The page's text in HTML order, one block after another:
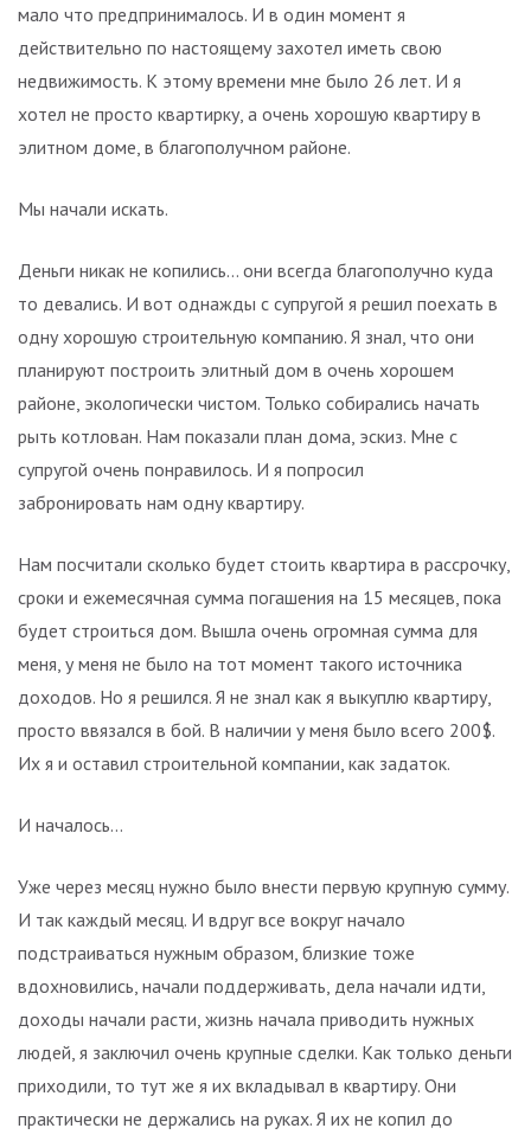
мало что предпринималось. И в один момент я
действительно по настоящему захотел иметь свою
недвижимость. К этому времени мне было 26 лет. И я
хотел не просто квартирку, а очень хорошую квартиру в
элитном доме, в благополучном районе.
Мы начали искать.
Деньги никак не копились… они всегда благополучно куда
то девались. И вот однажды с супругой я решил поехать в
одну хорошую строительную компанию. Я знал, что они
планируют построить элитный дом в очень хорошем
районе, экологически чистом. Только собирались начать
рыть котлован. Нам показали план дома, эскиз. Мне с
супругой очень понравилось. И я попросил
забронировать нам одну квартиру.
Нам посчитали сколько будет стоить квартира в рассрочку,
сроки и ежемесячная сумма погашения на 15 месяцев, пока
будет строиться дом. Вышла очень огромная сумма для
меня, у меня не было на тот момент такого источника
доходов. Но я решился. Я не знал как я выкуплю квартиру,
просто ввязался в бой. В наличии у меня было всего 200$.
Их я и оставил строительной компании, как задаток.
И началось…
Уже через месяц нужно было внести первую крупную сумму.
И так каждый месяц. И вдруг все вокруг начало
подстраиваться нужным образом, близкие тоже
вдохновились, начали поддерживать, дела начали идти,
доходы начали расти, жизнь начала приводить нужных
людей, я заключил очень крупные сделки. Как только деньги
приходили, то тут же я их вкладывал в квартиру. Они
практически не держались на руках. Я их не копил до